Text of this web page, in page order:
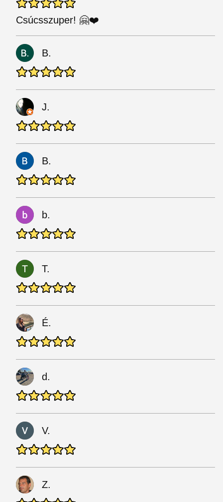
Csúcsszuper! 🤗❤️
B.
J.
B.
b.
T.
É.
d.
V.
Z.